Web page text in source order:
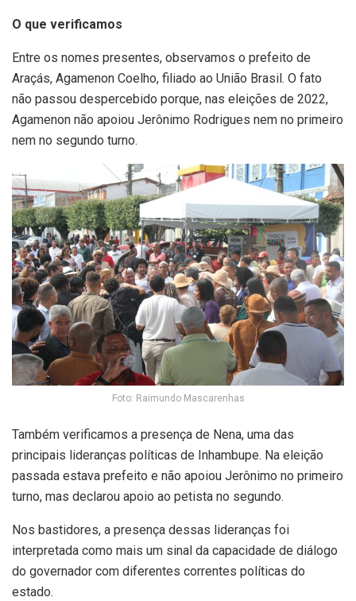
O que verificamos
Entre os nomes presentes, observamos o prefeito de
Araçás, Agamenon Coelho, filiado ao União Brasil. O fato
não passou despercebido porque, nas eleições de 2022,
Agamenon não apoiou Jerônimo Rodrigues nem no primeiro
nem no segundo turno.
Foto: Raimundo Mascarenhas
Também verificamos a presença de Nena, uma das
principais lideranças políticas de Inhambupe. Na eleição
passada estava prefeito e não apoiou Jerônimo no primeiro
turno, mas declarou apoio ao petista no segundo.
Nos bastidores, a presença dessas lideranças foi
interpretada como mais um sinal da capacidade de diálogo
do governador com diferentes correntes políticas do
estado.